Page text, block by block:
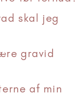
skal jeg
gravid
af min